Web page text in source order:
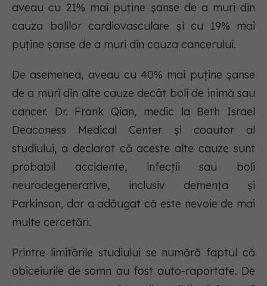
aveau cu 21% mai puține șanse de a muri din
cauza bolilor cardiovasculare și cu 19% mai
puține șanse de a muri din cauza cancerului.
De asemenea, aveau cu 40% mai puține șanse
de a muri din alte cauze decât boli de inimă sau
cancer. Dr. Frank Qian, medic la Beth Israel
Deaconess Medical Center și coautor al
studiului, a declarat că aceste alte cauze sunt
probabil accidente, infecții sau boli
neurodegenerative, inclusiv demența și
Parkinson, dar a adăugat că este nevoie de mai
multe cercetări.
Printre limitările studiului se numără faptul că
obiceiurile de somn au fost auto-raportate. De